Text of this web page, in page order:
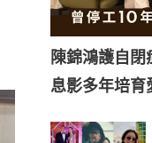
陳錦鴻護自
息影多年培育